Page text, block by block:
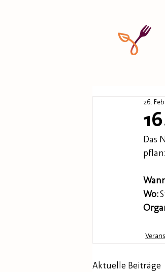
26.
Das
Wo:
Aktuelle Beiträge